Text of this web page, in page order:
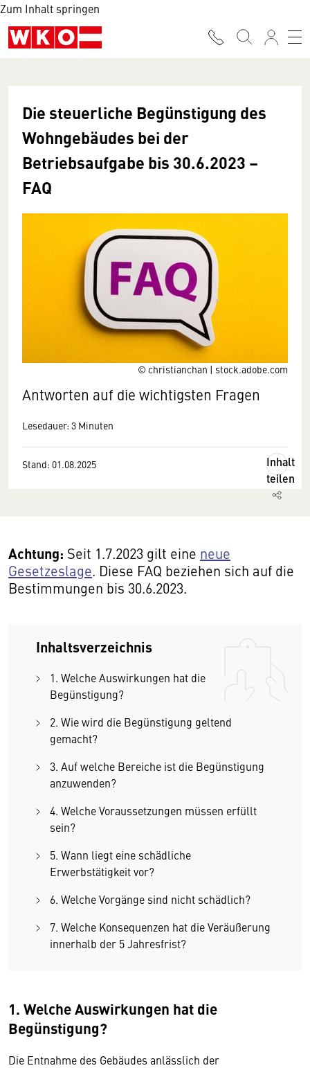
Zum Inhalt springen
© christianchan | stock.adobe.com
Die steuerliche Begünstigung des
Wohngebäudes bei der
Betriebsaufgabe bis 30.6.2023 –
FAQ
Antworten auf die wichtigsten Fragen
Lesedauer: 3 Minuten
Stand: 01.08.2025
Inhalt
teilen
Achtung: Seit 1.7.2023 gilt eine neue
Gesetzeslage. Diese FAQ beziehen sich auf die
Bestimmungen bis 30.6.2023.
Inhaltsverzeichnis
1. Welche Auswirkungen hat die
Begünstigung?
2. Wie wird die Begünstigung geltend
gemacht?
3. Auf welche Bereiche ist die Begünstigung
anzuwenden?
4. Welche Voraussetzungen müssen erfüllt
sein?
5. Wann liegt eine schädliche
Erwerbstätigkeit vor?
6. Welche Vorgänge sind nicht schädlich?
7. Welche Konsequenzen hat die Veräußerung
innerhalb der 5 Jahresfrist?
1. Welche Auswirkungen hat die
Begünstigung?
Die Entnahme des Gebäudes anlässlich der